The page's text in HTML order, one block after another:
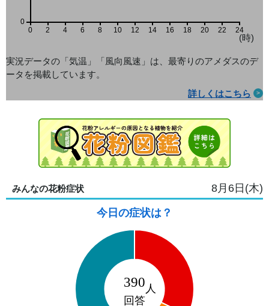
0 2 4 6 8 10 12 14 16 18 20 22 24
(時)
0
実況データの「気温」「風向風速」は、最寄りのアメダスのデ
ータを掲載しています。
詳しくはこちら
みんなの花粉症状 8月6日(木)
今日の症状は？